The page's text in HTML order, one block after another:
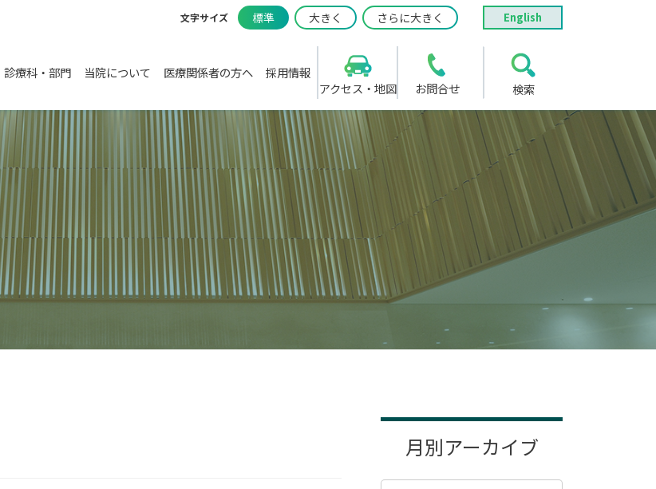
文字サイズ 標準 大きく さらに大きく English
検索
診療科・部門 当院について 医療関係者の方へ
採用情報
アクセス・地図
お問合せ
月別アーカイブ